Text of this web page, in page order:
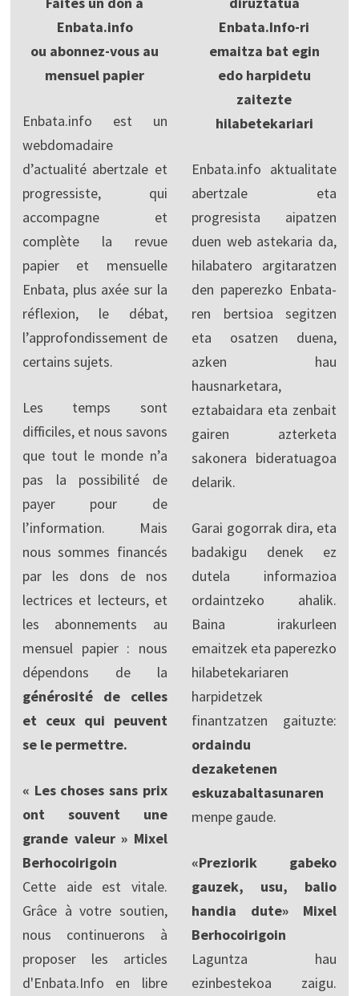
Enbata.info
ou abonnez-vous au
mensuel papier
Enbata.info est un
webdomadaire
d’actualité abertzale et
progressiste, qui
accompagne et
complète la revue
papier et mensuelle
Enbata, plus axée sur la
réflexion, le débat,
l’approfondissement de
certains sujets.
Les temps sont
difficiles, et nous savons
que tout le monde n’a
pas la possibilité de
payer pour de
l’information. Mais
nous sommes financés
par les dons de nos
lectrices et lecteurs, et
les abonnements au
mensuel papier : nous
dépendons de la
générosité de celles
et ceux qui peuvent
se le permettre.
« Les choses sans prix
ont souvent une
grande valeur » Mixel
Berhocoirigoin
Cette aide est vitale.
Grâce à votre soutien,
nous continuerons à
proposer les articles
d'Enbata.Info en libre
Enbata.Info-ri
emaitza bat egin
edo harpidetu
zaitezte
hilabetekariari
Enbata.info aktualitate
abertzale eta
progresista aipatzen
duen web astekaria da,
hilabatero argitaratzen
den paperezko Enbata-
ren bertsioa segitzen
eta osatzen duena,
azken hau
hausnarketara,
eztabaidara eta zenbait
gairen azterketa
sakonera bideratuagoa
delarik.
Garai gogorrak dira, eta
badakigu denek ez
dutela informazioa
ordaintzeko ahalik.
Baina irakurleen
emaitzek eta paperezko
hilabetekariaren
harpidetzek
finantzatzen gaituzte:
ordaindu
dezaketenen
eskuzabaltasunaren
menpe gaude.
«Preziorik gabeko
gauzek, usu, balio
handia dute» Mixel
Berhocoirigoin
Laguntza hau
ezinbestekoa zaigu.